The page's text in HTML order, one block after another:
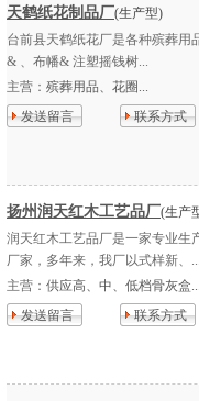
天鹤纸花制品厂(生产型)
台前县天鹤纸花厂是各种殡葬
& 、布幡& 注塑摇钱树...
主营： 殡葬用品、花圈...
发送留言
联系方式
扬州润天红木工艺品厂(生产
润天红木工艺品厂是一家专业生
厂家，多年来，我厂以式样新、...
主营： 供应高、中、低档骨灰盒...
发送留言
联系方式